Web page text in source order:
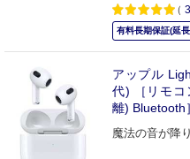
（ 3
有料長期保証(延
アップル
代) ［リモコ
離) Bluetooth
魔法の音が降